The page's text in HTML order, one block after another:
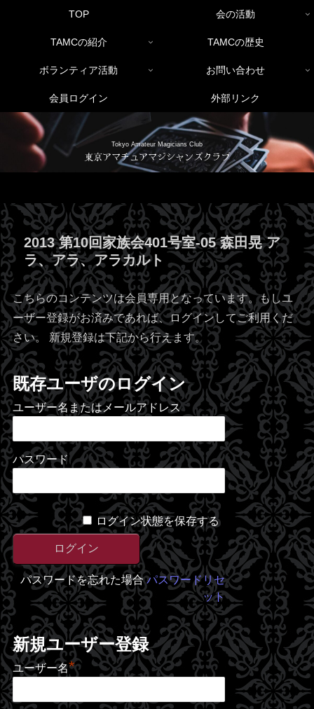
TOP 会の活動
TAMCの紹介 TAMCの歴史
ボランティア活動 お問い合わせ
会員ログイン 外部リンク
Tokyo Amateur Magicians Club
東京アマチュアマジシャンズクラブ
2013 第10回家族会401号室-05 森田晃 ア
ラ、アラ、アラカルト
こちらのコンテンツは会員専用となっています。もしユ
ーザー登録がお済みであれば、ログインしてご利用くだ
さい。 新規登録は下記から行えます。
既存ユーザのログイン
ユーザー名またはメールアドレス
パスワード
ログイン状態を保存する
パスワードを忘れた場合パスワードリセ
ット
新規ユーザー登録
ユーザー名*